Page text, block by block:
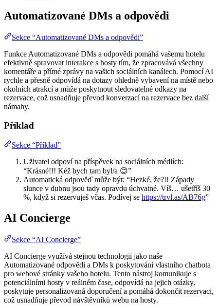
Automatizované DMs a odpovědi
Sekce “Automatizované DMs a odpovědi”
Funkce Automatizované DMs a odpovědi pomáhá vašemu hotelu
efektivně spravovat interakce s hosty tím, že zpracovává všechny
komentáře a přímé zprávy na vašich sociálních kanálech. Pomocí AI
rychle a přesně odpovídá na dotazy ohledně vybavení na místě nebo
okolních atrakcí a může poskytnout sledovatelné odkazy na
rezervace, což usnadňuje převod konverzací na rezervace bez další
námahy.
Příklad
Sekce “Příklad”
Uživatel odpoví na příspěvek na sociálních médiích:
“Krásné!!! Kéž bych tam byl/a 😊”
Automatická odpověď může být: “Hezké, že?!! Západy
slunce v dubnu jsou tady opravdu úchvatné. Víš… ušetříš 30
%, když si rezervuješ včas. Podívej se https://trvl.as/AB76g”
AI Concierge
Sekce “AI Concierge”
AI Concierge využívá stejnou technologii jako naše
Automatizované odpovědi a DMs k poskytování vlastního chatbota
pro webové stránky vašeho hotelu. Tento nástroj komunikuje s
potenciálními hosty v reálném čase, odpovídá na jejich otázky,
poskytuje personalizovaná doporučení a pomáhá dokončit rezervaci,
což usnadňuje převod návštěvníků webu na hosty.